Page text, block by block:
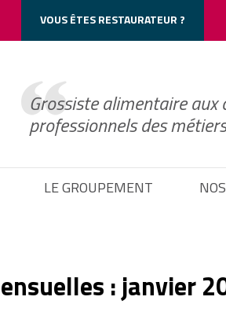
>wp_print_header_scripts();
VOUS ÊTES RESTAURATEUR ?
Grossiste alimentaire aux
professionnels des
LE GROUPEMENT
:janvier